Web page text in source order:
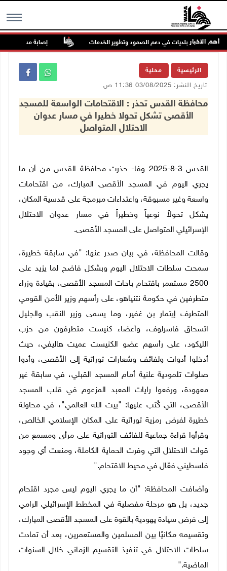
MENU أهم الاخبار
على دور البلديات في دعم الصمود وتطوير الخدمات إصابة مسن بجروح
الرئيسية محلية
تاريخ النشر: 03/08/2025 11:36 ص
محافظة القدس تحذر : الاقتحامات الواسعة للمسجد
الأقصى تشكل تحولا خطيرا في مسار عدوان
الاحتلال المتواصل
القدس 3-8-2025 وفا- حذرت محافظة القدس من أن ما
يجري اليوم في المسجد الأقصى المبارك، من اقتحامات
واسعة وغير مسبوقة، واعتداءات مبرمجة على قدسية المكان،
يشكل تحولاً نوعياً وخطيراً في مسار عدوان الاحتلال
الإسرائيلي المتواصل على المسجد الأقصى.
وقالت المحافظة، في بيان صدر عنها: "في سابقة خطيرة،
سمحت سلطات الاحتلال اليوم وبشكل فاضح لما يزيد على
2500 مستعمر باقتحام باحات المسجد الأقصى، بقيادة وزراء
متطرفين في حكومة نتنياهو، على رأسهم وزير الأمن القومي
المتطرف إيتمار بن غفير، وما يسمى وزير النقب والجليل
اتسحاق فاسرلوف، وأعضاء كنيست متطرفون من حزب
الليكود، على رأسهم عضو الكنيست عميت هاليفي، حيث
أدخلوا أدوات ولفائف وشعارات توراتية إلى الأقصى، وأدوا
صلوات تلمودية علنية أمام المسجد القبلي، في سابقة غير
معهودة، ورفعوا رايات المعبد المزعوم في قلب المسجد
الأقصى، التي كُتب عليها: "بيت الله العالمي"، في محاولة
خطيرة لفرض رمزية توراتية على المكان الإسلامي الخالص،
وقرأوا قراءة جماعية للفائف التوراتية على مرأى ومسمع من
قوات الاحتلال التي وفرت الحماية الكاملة، ومنعت أي وجود
فلسطيني فعّال في محيط الاقتحام".
وأضافت المحافظة: "أن ما يجري اليوم ليس مجرد اقتحام
جديد، بل هو مرحلة مفصلية في المخطط الإسرائيلي الرامي
إلى فرض سيادة يهودية بالقوة على المسجد الأقصى المبارك،
وتقسيمه مكانيًا بين المسلمين والمستعمرين، بعد أن تمادت
سلطات الاحتلال في تنفيذ التقسيم الزماني خلال السنوات
الماضية".